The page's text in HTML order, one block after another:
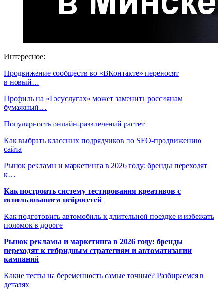
Интересное:
Продвижение сообществ во «ВКонтакте» переносят
в новый…
Профиль на «Госуслугах» может заменить россиянам
бумажный…
Популярность онлайн-развлечений растет
Как выбрать классных подрядчиков по SEO-продвижению
сайта
Рынок рекламы и маркетинга в 2026 году: бренды переходят
к…
Как построить систему тестирования креативов с
использованием нейросетей
Как подготовить автомобиль к длительной поездке и избежать
поломок в дороге
Рынок рекламы и маркетинга в 2026 году: бренды
переходят к гибридным стратегиям и автоматизации
кампаний
Какие тесты на беременность самые точные? Разбираемся в
деталях